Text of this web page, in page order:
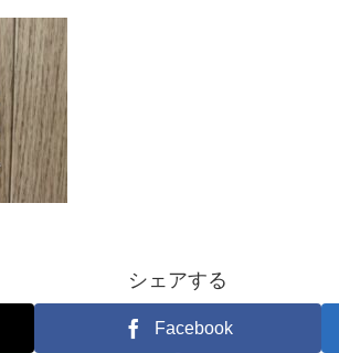
シェアする
Facebook